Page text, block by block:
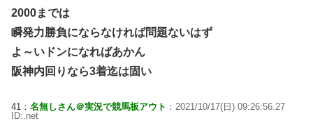
2000までは
瞬発力勝負にならなければ問題ないはず
よ～いドンになればあかん
阪神内回りなら3着迄は固い
41： 名無しさん＠実況で競馬板アウト ：2021/10/17(日) 09:26:56.27
ID:.net